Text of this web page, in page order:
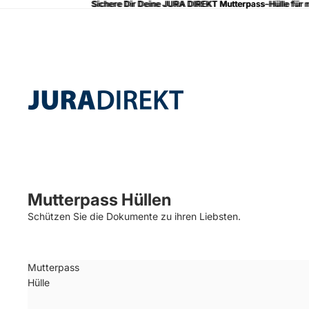
Sichere Dir Deine JURA DIREKT Mutterpass-Hülle für
Sichere Dir Deine JURA DIREKT Mutterpass-Hülle für
Mutterpass Hüllen
Schützen Sie die Dokumente zu ihren Liebsten.
Mutterpass
Hülle